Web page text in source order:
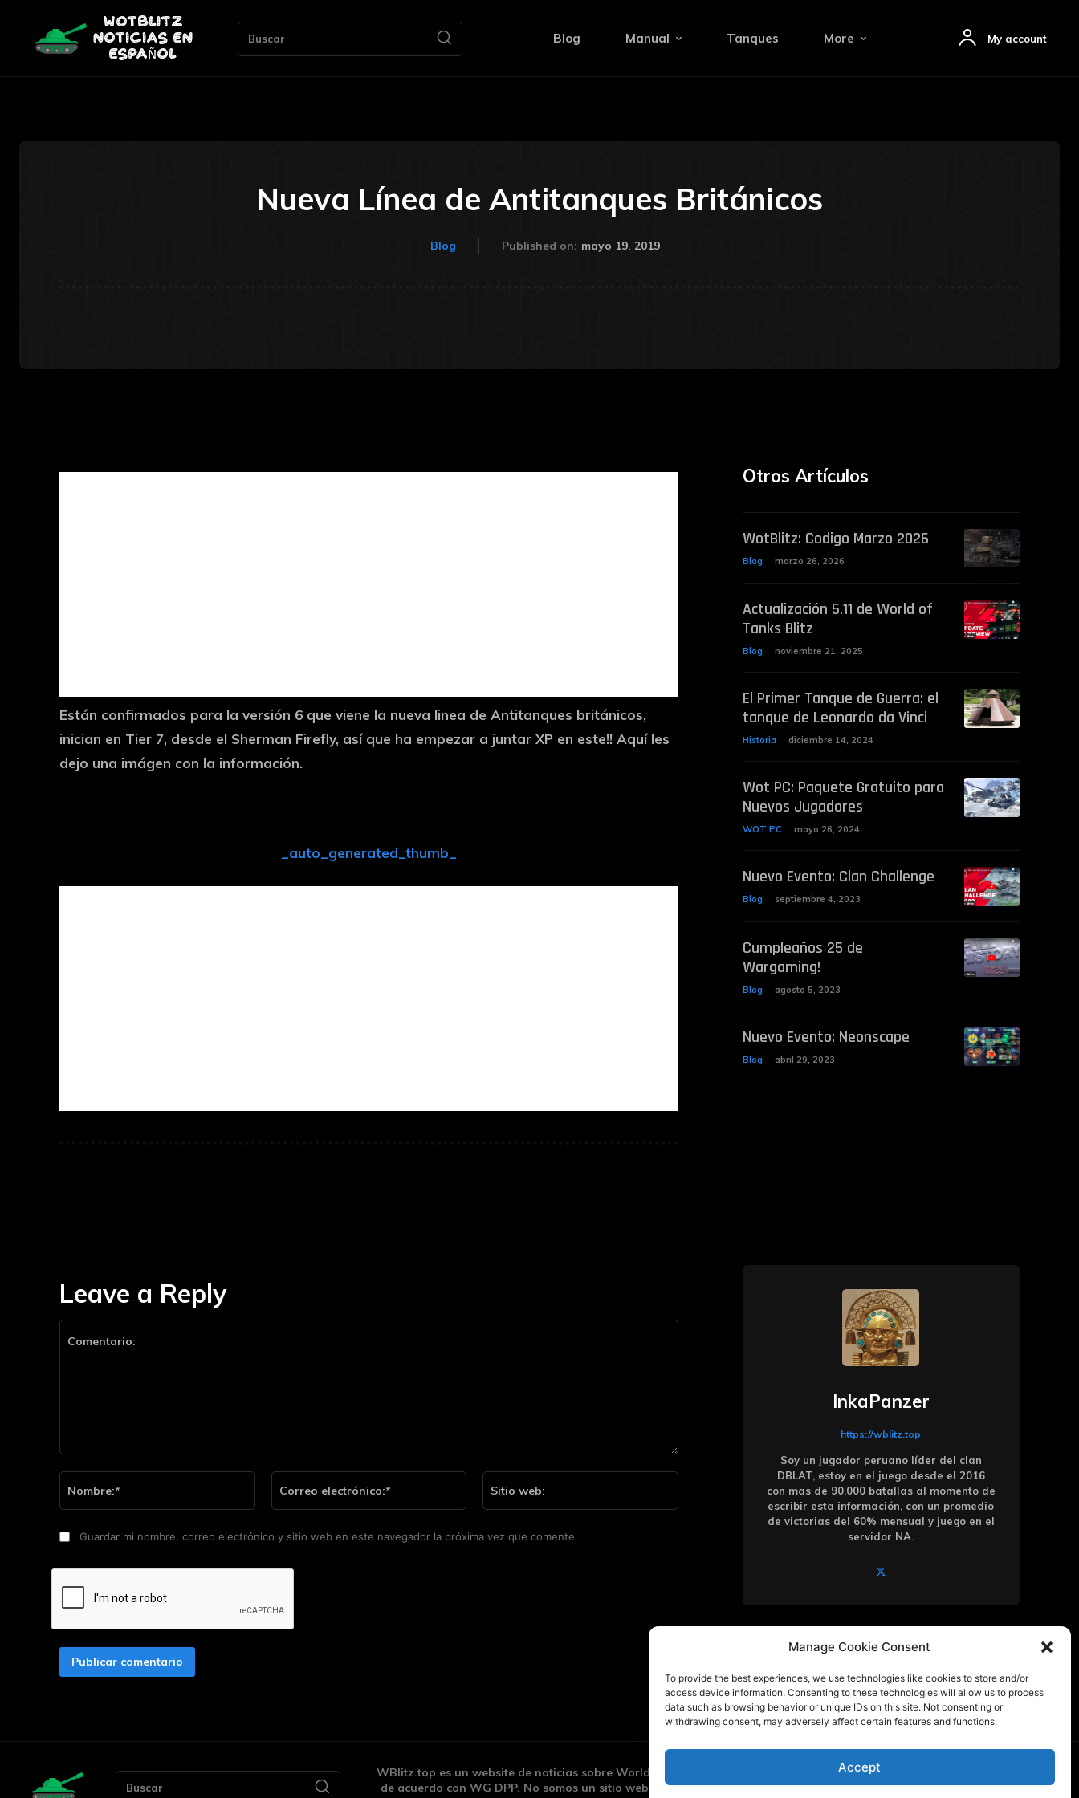
Manage Cookie Consent
To provide the best experiences, we use technologies like cookies to store and/or
access device information. Consenting to these technologies will allow us to process
data such as browsing behavior or unique IDs on this site. Not consenting or
withdrawing consent, may adversely affect certain features and functions.
Accept
Buscar Blog Manual Tanques More My account
Nueva Línea de Antitanques Británicos
Blog Published on: mayo 19, 2019
Están confirmados para la versión 6 que viene la nueva linea de Antitanques británicos,
inician en Tier 7, desde el Sherman Firefly, así que ha empezar a juntar XP en este!! Aquí les
dejo una imágen con la información.
_auto_generated_thumb_
Otros Artículos
WotBlitz: Codigo Marzo 2026
Blog marzo 26, 2026
Actualización 5.11 de World of
Tanks Blitz
Blog noviembre 21, 2025
El Primer Tanque de Guerra: el
tanque de Leonardo da Vinci
Historia diciembre 14, 2024
Wot PC: Paquete Gratuito para
Nuevos Jugadores
WOT PC mayo 26, 2024
Nuevo Evento: Clan Challenge
Blog septiembre 4, 2023
Cumpleaños 25 de
Wargaming!
Blog agosto 5, 2023
Nuevo Evento: Neonscape
Blog abril 29, 2023
Leave a Reply
electrónico:*
Guardar mi nombre, correo electrónico y sitio web en este navegador la próxima vez que comente.
InkaPanzer
https://wblitz.top
Soy un jugador peruano líder del clan
DBLAT, estoy en el juego desde el 2016
con mas de 90,000 batallas al momento de
escribir esta información, con un promedio
de victorias del 60% mensual y juego en el
servidor NA.
Buscar
WBlitz.top es un website de noticias sobre World of Tanks Blitz creado por @InkaPanzer,
de acuerdo con WG DPP. No somos un sitio web oficial de Wargaming o World of Tanks